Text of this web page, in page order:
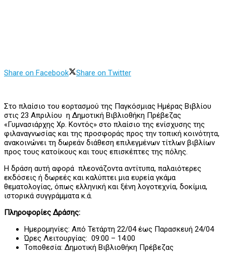
Share on Facebook Share on Twitter
Στο πλαίσιο του εορτασμού της Παγκόσμιας Ημέρας Βιβλίου
στις 23 Απριλίου η Δημοτική Βιβλιοθήκη Πρέβεζας
«Γυμνασιάρχης Χρ. Κοντός» στο πλαίσιο της ενίσχυσης της
φιλαναγνωσίας και της προσφοράς προς την τοπική κοινότητα,
ανακοινώνει τη δωρεάν διάθεση επιλεγμένων τίτλων βιβλίων
προς τους κατοίκους και τους επισκέπτες της πόλης.
Η δράση αυτή αφορά πλεονάζοντα αντίτυπα, παλαιότερες
εκδόσεις ή δωρεές και καλύπτει μια ευρεία γκάμα
θεματολογίας, όπως ελληνική και ξένη λογοτεχνία, δοκίμια,
ιστορικά συγγράμματα κ.ά.
Πληροφορίες Δράσης:
Ημερομηνίες: Από Τετάρτη 22/04 έως Παρασκευή 24/04
Ώρες Λειτουργίας: 09:00 – 14:00
Τοποθεσία: Δημοτική Βιβλιοθήκη Πρέβεζας